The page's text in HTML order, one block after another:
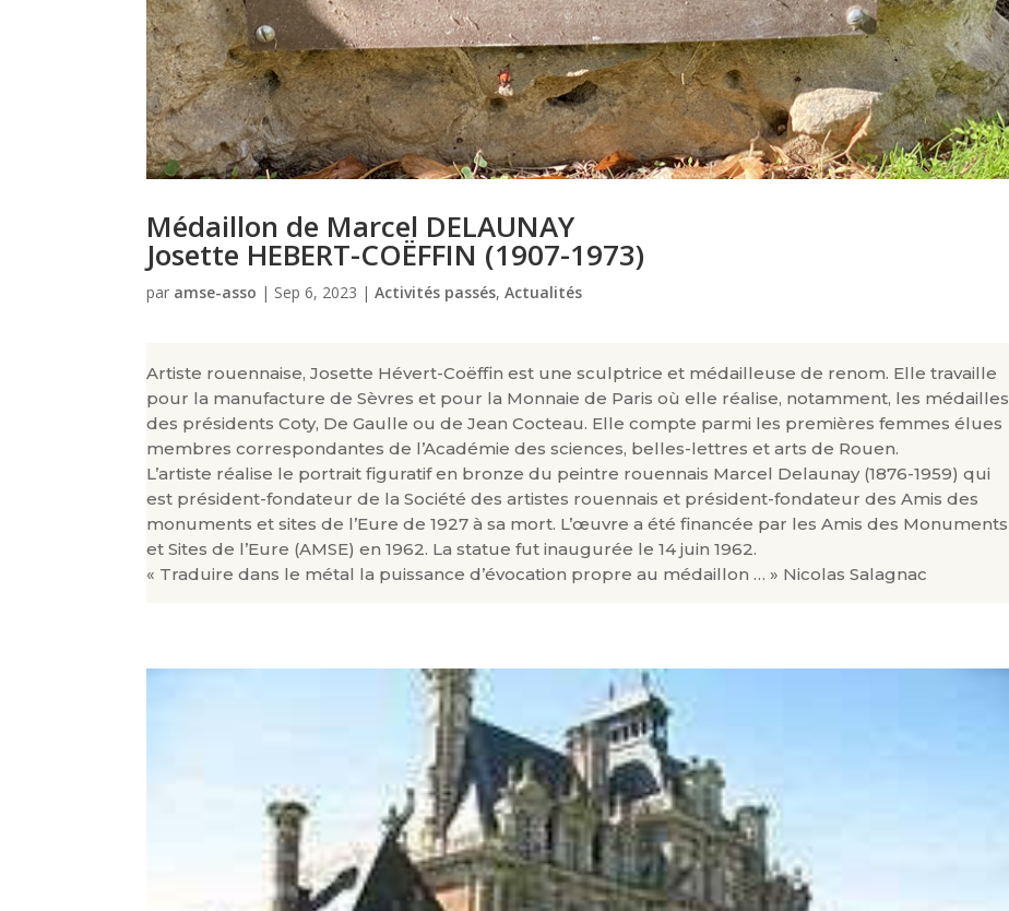
Médaillon de Marcel DELAUNAY
Josette HEBERT-COËFFIN (1907-1973)
par amse-asso | Sep 6, 2023 |Activités passés,Actualités
Artiste rouennaise, Josette Hévert-Coëffin est une sculptrice et médailleuse de renom. Elle travaille
pour la manufacture de Sèvres et pour la Monnaie de Paris où elle réalise, notamment, les médailles
des présidents Coty, De Gaulle ou de Jean Cocteau. Elle compte parmi les premières femmes élues
membres correspondantes de l’Académie des sciences, belles-lettres et arts de Rouen.
L’artiste réalise le portrait figuratif en bronze du peintre rouennais Marcel Delaunay (1876-1959) qui
est président-fondateur de la Société des artistes rouennais et président-fondateur des Amis des
monuments et sites de l’Eure de 1927 à sa mort. L’œuvre a été financée par les Amis des Monuments
et Sites de l’Eure (AMSE) en 1962. La statue fut inaugurée le 14 juin 1962.
« Traduire dans le métal la puissance d’évocation propre au médaillon … » Nicolas Salagnac